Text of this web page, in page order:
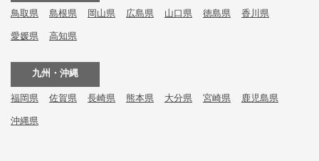
鳥取県 島根県 岡山県 広島県 山口県 徳島県 香川県
愛媛県 高知県
九州・沖縄
福岡県 佐賀県 長崎県 熊本県 大分県 宮崎県 鹿児島県
沖縄県